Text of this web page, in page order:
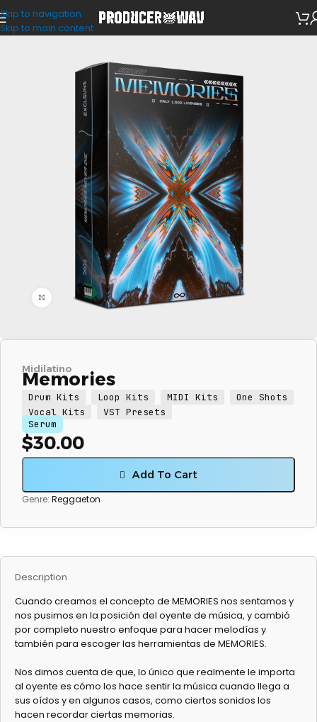
Skip to navigation
Skip to main content
Drum Kits
Click to enlarge
Midilatino
Memories
Drum Kits Loop Kits MIDI Kits
One Shots
Vocal Kits
VST Presets
Serum
$30.00
Add To Cart
Genre: Reggaeton
Description
Cuando creamos el concepto de MEMORIES nos sentamos y
nos pusimos en la posición del oyente de música, y cambió
por completo nuestro enfoque para hacer melodías y
también para escoger las herramientas de MEMORIES.
Nos dimos cuenta de que, lo único que realmente le importa
al oyente es cómo los hace sentir la música cuando llega a
sus oídos y en algunos casos, como ciertos sonidos los
hacen recordar ciertas memorias.